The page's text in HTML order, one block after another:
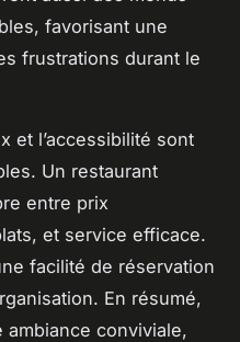
favorisant une
frustrations durant le
et l’accessibilité sont
Un restaurant
entre prix
et service efficace.
facilité de réservation
En résumé,
conviviale,